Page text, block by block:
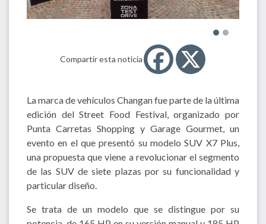
Compartir esta noticia
La marca de vehículos Changan fue parte de la última
edición del Street Food Festival, organizado por
Punta Carretas Shopping y Garage Gourmet, un
evento en el que presentó su modelo SUV X7 Plus,
una propuesta que viene a revolucionar el segmento
de las SUV de siete plazas por su funcionalidad y
particular diseño.
Se trata de un modelo que se distingue por su